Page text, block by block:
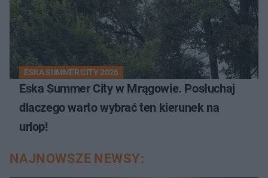
ESKA SUMMER CITY 2026
Eska Summer City w Mrągowie. Posłuchaj
dlaczego warto wybrać ten kierunek na
urlop!
NAJNOWSZE NEWSY: